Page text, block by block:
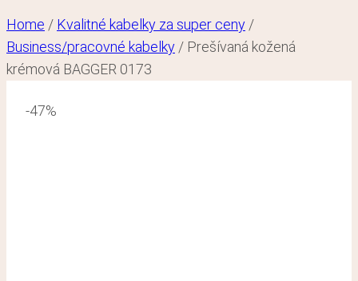
Home / Kvalitné kabelky za super ceny /
Business/pracovné kabelky / Prešívaná kožená
krémová BAGGER 0173
-47%